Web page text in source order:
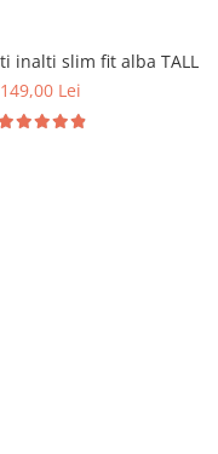
Camasa barbati inalti slim fit alba TALL
149,00 Lei